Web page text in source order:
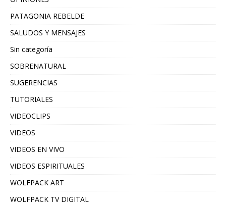
PATAGONIA REBELDE
SALUDOS Y MENSAJES
Sin categoría
SOBRENATURAL
SUGERENCIAS
TUTORIALES
VIDEOCLIPS
VIDEOS
VIDEOS EN VIVO
VIDEOS ESPIRITUALES
WOLFPACK ART
WOLFPACK TV DIGITAL